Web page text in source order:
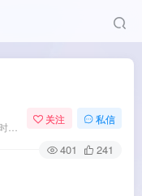
关注 私信
401 241